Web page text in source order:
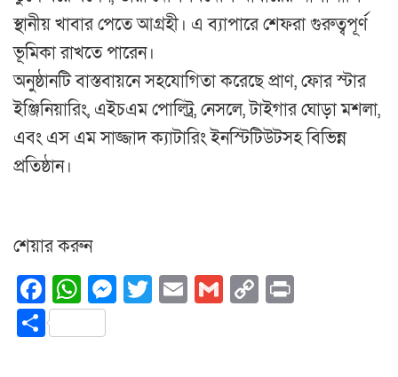
স্থানীয় খাবার পেতে আগ্রহী। এ ব্যাপারে শেফরা গুরুত্বপূর্ণ
ভূমিকা রাখতে পারেন।
অনুষ্ঠানটি বাস্তবায়নে সহযোগিতা করেছে প্রাণ, ফোর স্টার
ইঞ্জিনিয়ারিং, এইচএম পোল্ট্রি, নেসলে, টাইগার ঘোড়া মশলা,
এবং এস এম সাজ্জাদ ক্যাটারিং ইনস্টিটিউটসহ বিভিন্ন
প্রতিষ্ঠান।
শেয়ার করুন
Facebook
WhatsApp
Messenger
Twitter
EmailGmail
Copy
Share